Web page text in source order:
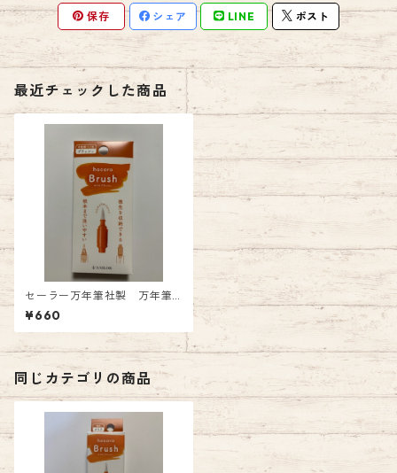
保存 シェア LINE ポスト
最近チェックした商品
セーラー万年筆社製 万年筆
ペン先のつけペン付替用 hoc
oro ブラッシュ 付替用ペン先
660円（税込）
¥660
同じカテゴリの商品